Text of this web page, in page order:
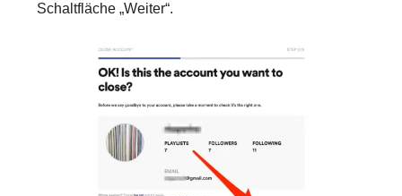
Schaltfläche „Weiter“.